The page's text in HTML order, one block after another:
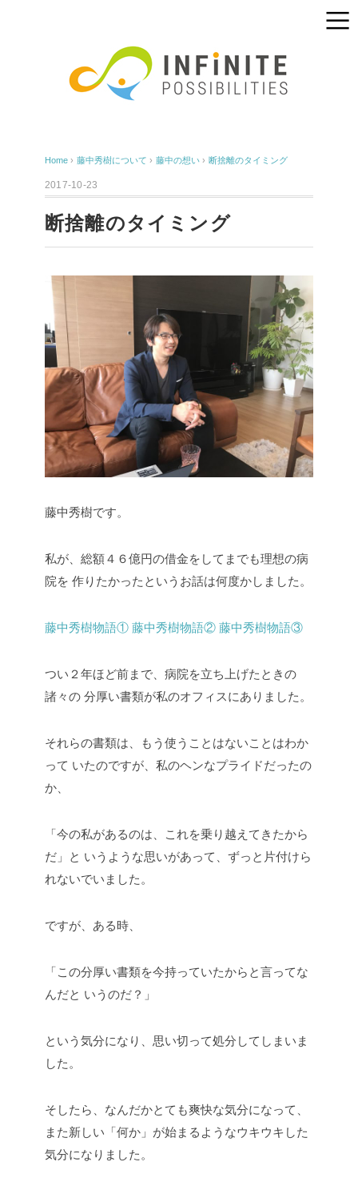
Home › 藤中秀樹について › 藤中の想い › 断捨離のタイミング
2017-10-23
断捨離のタイミング
藤中秀樹です。
私が、総額４６億円の借金をしてまでも理想の病
院を 作りたかったというお話は何度かしました。
藤中秀樹物語① 藤中秀樹物語② 藤中秀樹物語③
つい２年ほど前まで、病院を立ち上げたときの
諸々の 分厚い書類が私のオフィスにありました。
それらの書類は、もう使うことはないことはわか
って いたのですが、私のヘンなプライドだったの
か、
「今の私があるのは、これを乗り越えてきたから
だ」と いうような思いがあって、ずっと片付けら
れないでいました。
ですが、ある時、
「この分厚い書類を今持っていたからと言ってな
んだと いうのだ？」
という気分になり、思い切って処分してしまいま
した。
そしたら、なんだかとても爽快な気分になって、
また新しい「何か」が始まるようなウキウキした
気分になりました。